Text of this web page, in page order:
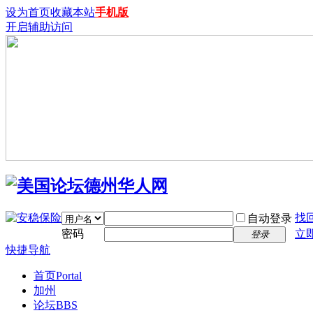
设为首页收藏本站手机版
开启辅助访问
自动登录 找
密码
登录
立
快捷导航
首页Portal
加州
论坛BBS